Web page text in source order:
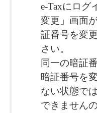
e-Taxにログ
変更」画面
証番号を変
さい。
同一の暗証
暗証番号を
ない状態で
できません